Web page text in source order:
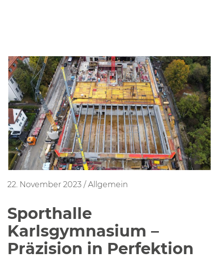
22. November 2023 /Allgemein
Sporthalle
Karlsgymnasium –
Präzision in Perfektion